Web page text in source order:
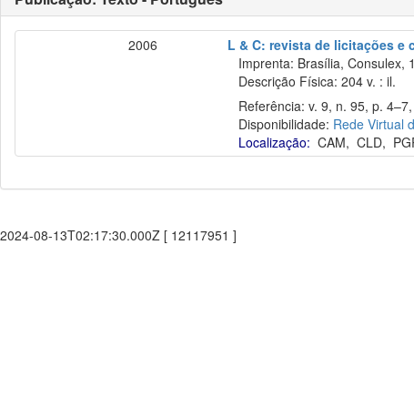
2006
L & C: revista de licitações e
Imprenta: Brasília, Consulex,
Descrição Física: 204 v. : il.
Referência: v. 9, n. 95, p.
Disponibilidade: Rede Virtual
Localização: CAM,CLD,
2024-08-13T02:17:30.000Z [ 12117951 ]